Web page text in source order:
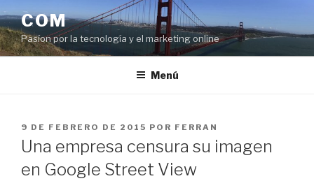
al
contenido
COM
Pasíon por la tecnología y el marketing online
Menú
PUBLICADO
EL
9 DE FEBRERO DE 2015 POR FERRAN
Una empresa censura su imagen
en Google Street View